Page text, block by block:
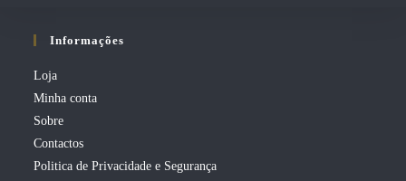
Informações
Loja
Minha conta
Sobre
Contactos
Politica de Privacidade e Segurança